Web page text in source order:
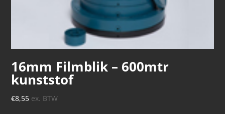
16mm Filmblik – 600mtr
kunststof
€8,55 ex. BTW